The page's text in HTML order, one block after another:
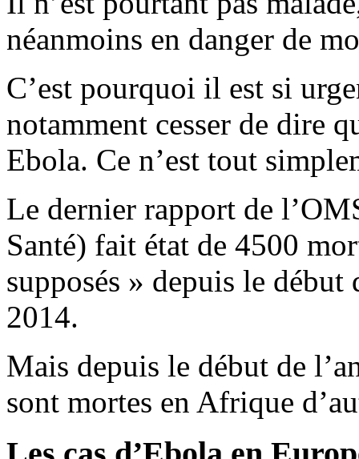
néanmoins en danger de
C’est pourquoi il est si
notamment cesser de dire
Ebola. Ce n’est tout
Le dernier rapport de
Santé) fait état de 4500
supposés » depuis le
2014.
Mais depuis le début de
sont mortes en Afrique